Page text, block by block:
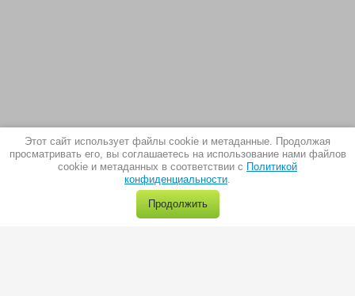
Этот сайт использует файлы cookie и метаданные. Продолжая
просматривать его, вы соглашаетесь на использование нами файлов
cookie и метаданных в соответствии с Политикой
конфиденциальности.
Продолжить